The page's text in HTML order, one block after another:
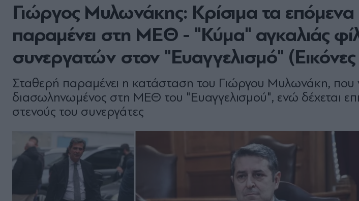
Γιώργος Μυλωνάκης: Κρίσιμα τα
παραμένει στη ΜΕΘ - "Κύμα" αγκαλιάς
συνεργατών στον "Ευαγγελισμό" (Εικόνες
Σταθερή παραμένει η κατάσταση του Γιώργου Μυλωνάκη, που
διασωληνωμένος στη ΜΕΘ του "Ευαγγελισμού", ενώ δέχεται
στενούς του συνεργάτες